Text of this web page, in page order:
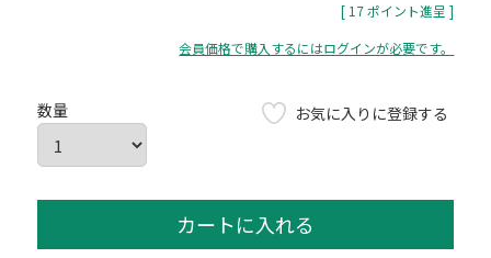
[ 17ポイント進呈 ]
会員価格で購入するにはログインが必要です。
お気に入りに登録する
カートに入れる